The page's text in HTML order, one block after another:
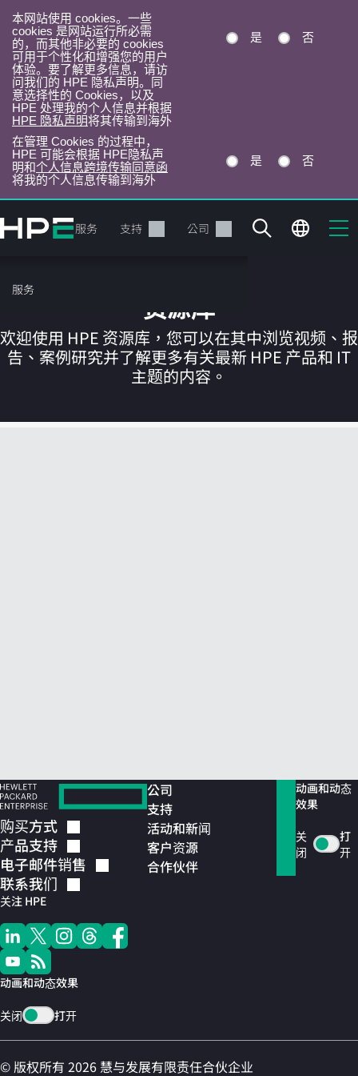
本网站使用 cookies。一些
cookies 是网站运行所必需
的，而其他非必要的 cookies
可用于个性化和增强您的用户
体验。要了解更多信息，请访
问我们的 HPE 隐私声明。同
意选择性的 Cookies，以及
HPE 处理我的个人信息并根据
HPE 隐私声明将其传输到海外
是 否
在管理 Cookies 的过程中，
HPE 可能会根据 HPE隐私声
明和个人信息跨境传输同意函
将我的个人信息传输到海外
是 否
转
到
目
录
产品 服务 支持 公司
服务
您的购物车目前是空的
资源库
欢迎使用 HPE 资源库，您可以在其中浏览视频、报
告、案例研究并了解更多有关最新 HPE 产品和 IT
主题的内容。
购买方式
产品支持
电子邮件销售
联系我们
关注 HPE
动画和动态效果
关闭 打开
公司
支持
活动和新闻
客户资源
合作伙伴
动画和动态
效果
关
闭
打
开
© 版权所有 2026 慧与发展有限责任合伙企业